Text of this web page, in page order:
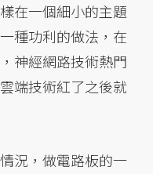
在一個細小的主題
種功利的做法，在
神經網路技術熱門
端技術紅了之後就
況，做電路板的一